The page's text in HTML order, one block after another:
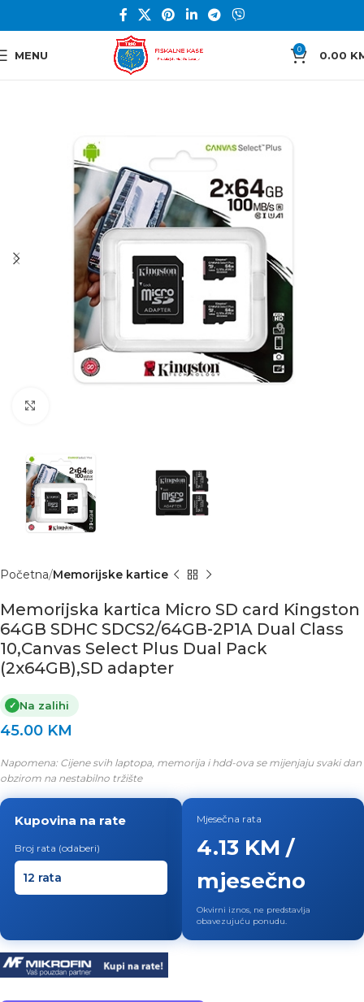
MENU 0 0.00
Početna Memorijske kartice
Memorijska kartica Micro SD card Kingston
64GB SDHC SDCS2/64GB-2P1A Dual Class
10,Canvas Select Plus Dual Pack
(2x64GB),SD adapter
✓ Na zalihi
45.00 KM
Napomena: Cijene svih laptopa, memorija i hdd-ova se mijenjaju svaki dan
obzirom na nestabilno tržište
Kupovina na rate
Broj rata (odaberi)
Mjesečna rata
4.13 KM /
mjesečno
Okvirni iznos, ne predstavlja
obavezujuću ponudu.